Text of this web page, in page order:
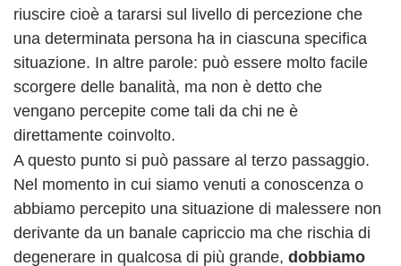
riuscire cioè a tararsi sul livello di percezione che
una determinata persona ha in ciascuna specifica
situazione. In altre parole: può essere molto facile
scorgere delle banalità, ma non è detto che
vengano percepite come tali da chi ne è
direttamente coinvolto.
A questo punto si può passare al terzo passaggio.
Nel momento in cui siamo venuti a conoscenza o
abbiamo percepito una situazione di malessere non
derivante da un banale capriccio ma che rischia di
degenerare in qualcosa di più grande, dobbiamo